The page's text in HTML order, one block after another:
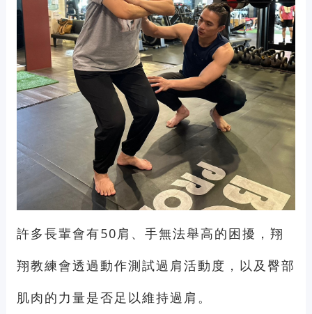
許多長輩會有50肩、手無法舉高的困擾，翔
翔教練會透過動作測試過肩活動度，以及臀部
肌肉的力量是否足以維持過肩。